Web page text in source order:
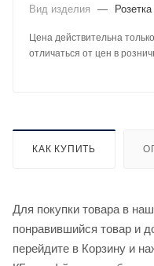
Вид изделия
— Розетка
Цена действительна
отличаться от цен в
КАК КУПИТЬ
Для покупки товара в
понравившийся товар и
перейдите в Корзину и